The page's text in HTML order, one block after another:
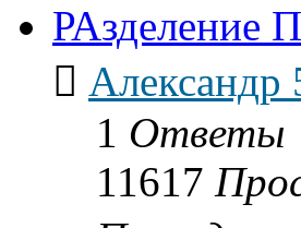
Александр
1 Ответы
11617